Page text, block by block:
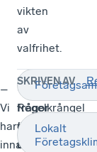
vikten
av
valfrihet.
–
Vi
har
innan
Vilka
frågor
tycker
du
–
Regelkrångel
överlag.
Gör
Lokalt
SKRIVEN AV